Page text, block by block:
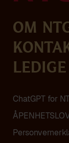
Om
ChatGPT for